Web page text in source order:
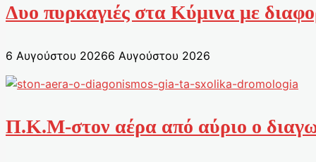
Δυο πυρκαγιές στα Κύμινα με
6 Αυγούστου 20266 Αυγούστου 2026
Π.Κ.Μ-στον αέρα από αύριο ο